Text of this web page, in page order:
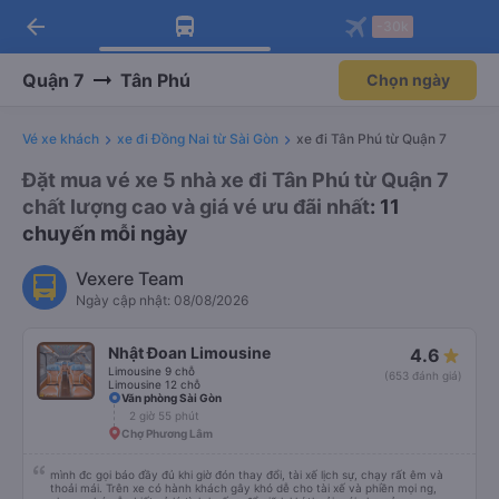
Tải app Vexere ngay!
Nhận ưu đãi thành viên độc
Mở app
Tải app Vexere
-30k/ghế khi đặt vé máy bay qua
Mở app
arrow_back
Quận 7 Tân Phú Chọn ngày
Vé xe khách xe đi Đồng Nai từ Sài Gòn xe đi Tân Phú từ Quận 7
Đặt mua vé xe 5 nhà xe đi Tân Phú từ Quận 7
chất lượng cao và giá vé ưu đãi nhất: 11
chuyến mỗi ngày
Vexere Team
Ngày cập nhật: 08/08/2026
Nhật Đoan Limousine
Limousine 9 chỗ
Limousine 12 chỗ
4.6
(653 đánh giá)
Văn phòng Sài Gòn
2 giờ 55 phút
Chợ Phương Lâm
mình đc gọi báo đầy đủ khi giờ đón thay đổi, tài xế lịch sự, chạy rất êm và
thoải mái. Trên xe có hành khách gây khó dễ cho tài xế và phiền mọi ng,